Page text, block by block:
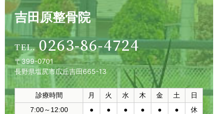
吉田原整骨院
0263-86-4724
〒399-0701
長野県塩尻市広丘吉田665-13
診療時間 月 火 水 木 金 土
日
7:00～12:00
● ● ● ● ● ●
休